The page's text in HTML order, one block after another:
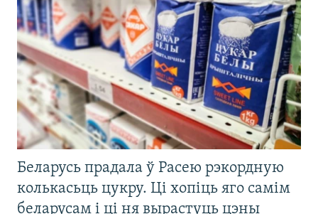
Беларусь прадала ў Расею рэкордную
колькасьць цукру. Ці хопіць яго самім
беларусам і ці ня вырастуць цэны